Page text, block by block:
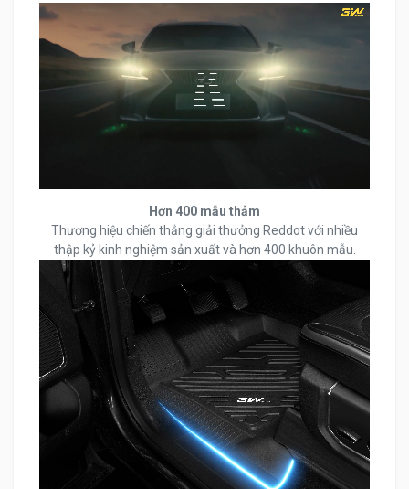
Hơn 400 mẫu thảm
Thương hiệu chiến thắng giải thưởng Reddot với nhiều
thập kỷ kinh nghiệm sản xuất và hơn 400 khuôn mẫu.